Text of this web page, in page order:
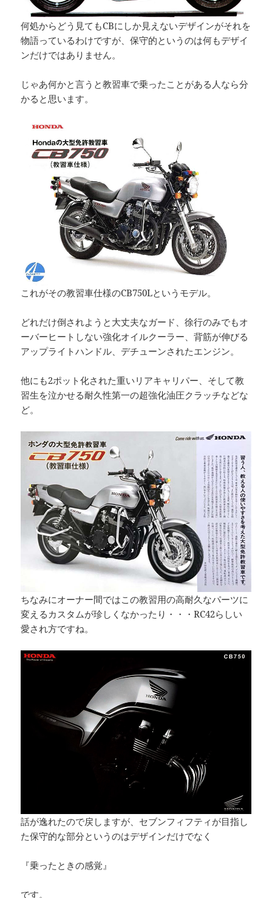
何処からどう見てもCBにしか見えないデザインがそれを
物語っているわけですが、保守的というのは何もデザイ
ンだけではありません。
じゃあ何かと言うと教習車で乗ったことがある人なら分
かると思います。
これがその教習車仕様のCB750Lというモデル。
どれだけ倒されようと大丈夫なガード、徐行のみでもオ
ーバーヒートしない強化オイルクーラー、背筋が伸びる
アップライトハンドル、デチューンされたエンジン。
他にも2ポット化された重いリアキャリパー、そして教
習生を泣かせる耐久性第一の超強化油圧クラッチなどな
ど。
ちなみにオーナー間ではこの教習用の高耐久なパーツに
変えるカスタムが珍しくなかったり・・・RC42らしい
愛され方ですね。
話が逸れたので戻しますが、セブンフィフティが目指し
た保守的な部分というのはデザインだけでなく
『乗ったときの感覚』
です。